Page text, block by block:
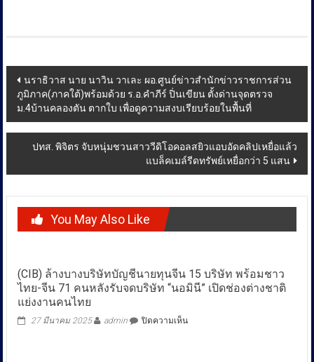
Post
navigation
นราธิวาส นาย นาวิน วาเละ ผอ.ศูนย์ข่าวสำนักข่าวราชการส่วน
ภูมิภาค(ภาคใต้)พร้อมด้วย ร.อ.คำภีร์ ปิ่นเขียน ตั้งด่านจุดตรวจ
ม.4บ้านคลองตัน ตากใบ เพื่อดูความสงบเรียบร้อยในพื้นที่
ปทส. พิจิตร จับหนุ่มชวนสาววีดิโอคอลสยิวแอบอัดคลิปเหยื่อแล้ว
แบล็คเมล์รีดทรัพย์เหยื่อกว่า 5 แสน
You May Also Like
(CIB) ล้างบางบริษัทบัญชีนายทุนจีน 15 บริษัท พร้อมชาว
ไทย-จีน 71 คนหลังรับจดบริษัท “นอมินี” เปิดช่องต่างชาติ
แย่งงานคนไทย
27 มีนาคม 2025 admin ปิดความเห็นบน